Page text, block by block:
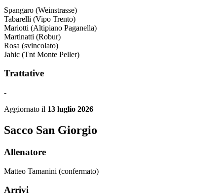
Spangaro (Weinstrasse)
Tabarelli (Vipo Trento)
Mariotti (Altipiano Paganella)
Martinatti (Robur)
Rosa (svincolato)
Jahic (Tnt Monte Peller)
Trattative
-
Aggiornato il 13 luglio 2026
Sacco San Giorgio
Allenatore
Matteo Tamanini (confermato)
Arrivi